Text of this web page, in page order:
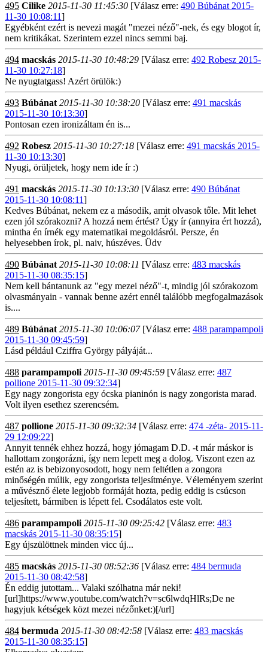
495 Cilike 2015-11-30 11:45:30 [Válasz erre: 490 Búbánat 2015-
11-30 10:08:11]
Egyébként ezért is nevezi magát "mezei néző"-nek, és egy blogot ír,
nem kritikákat. Szerintem ezzel nincs semmi baj.
494 macskás 2015-11-30 10:48:29 [Válasz erre: 492 Robesz 2015-
11-30 10:27:18]
Ne nyugtatgass! Azért örülök:)
493 Búbánat 2015-11-30 10:38:20 [Válasz erre: 491 macskás
2015-11-30 10:13:30]
Pontosan ezen ironizáltam én is...
492 Robesz 2015-11-30 10:27:18 [Válasz erre: 491 macskás 2015-
11-30 10:13:30]
Nyugi, örüljetek, hogy nem ide ír :)
491 macskás 2015-11-30 10:13:30 [Válasz erre: 490 Búbánat
2015-11-30 10:08:11]
Kedves Búbánat, nekem ez a második, amit olvasok tőle. Mit lehet
ezen jól szórakozni? A hozzá nem értést? Úgy ír (annyira ért hozzá),
mintha én írnék egy matematikai megoldásról. Persze, én
helyesebben írok, pl. naiv, húszéves. Üdv
490 Búbánat 2015-11-30 10:08:11 [Válasz erre: 483 macskás
2015-11-30 08:35:15]
Nem kell bántanunk az "egy mezei néző"-t, mindig jól szórakozom
olvasmányain - vannak benne azért ennél találóbb megfogalmazások
is....
489 Búbánat 2015-11-30 10:06:07[Válasz erre: 488 parampampoli
2015-11-30 09:45:59]
Lásd például Cziffra György pályáját...
488 parampampoli 2015-11-30 09:45:59 [Válasz erre: 487
pollione 2015-11-30 09:32:34]
Egy nagy zongorista egy ócska pianinón is nagy zongorista marad.
Volt ilyen esethez szerencsém.
487 pollione 2015-11-30 09:32:34 [Válasz erre: 474 -zéta- 2015-11-
29 12:09:22]
Annyit tennék ehhez hozzá, hogy jómagam D.D. -t már máskor is
hallottam zongorázni, így nem lepett meg a dolog. Viszont ezen az
estén az is bebizonyosodott, hogy nem feltétlen a zongora
minőségén múlik, egy zongorista teljesítménye. Véleményem szerint
a művésznő élete legjobb formáját hozta, pedig eddig is csúcson
teljesített, bármiben is lépett fel. Csodálatos este volt.
486 parampampoli 2015-11-30 09:25:42 [Válasz erre: 483
macskás 2015-11-30 08:35:15]
Egy újszülöttnek minden vicc új...
485 macskás 2015-11-30 08:52:36 [Válasz erre: 484 bermuda
2015-11-30 08:42:58]
Én eddig jutottam... Valaki szólhatna már neki!
[url]https://www.youtube.com/watch?v=sc6lwdqHlRs;De ne
hagyjuk kétségek közt mezei nézőnket:)[/url]
484 bermuda 2015-11-30 08:42:58 [Válasz erre: 483 macskás
2015-11-30 08:35:15]